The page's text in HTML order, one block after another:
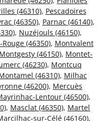
(46310), Pescadoires
(46350), Parnac (46140),
, Nuzéjouls (46150),
(46350), Montvalent
Montgesty (46150), Montet-
(46230), Montcuq
(46310), Milhac
(46200), Mercuès
Lentour (46500),
, Masclat (46350), Martel
sur-Célé (46160),